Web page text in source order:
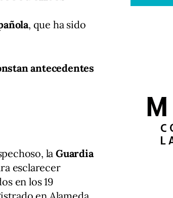
, que ha sido
antecedentes
la Guardia
esclarecer
en los 19